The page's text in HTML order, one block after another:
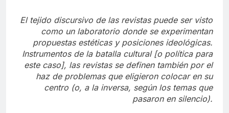
El tejido discursivo de las revistas puede ser visto
como un laboratorio donde se experimentan
propuestas estéticas y posiciones ideológicas.
Instrumentos de la batalla cultural [o política para
este caso], las revistas se definen también por el
haz de problemas que eligieron colocar en su
centro (o, a la inversa, según los temas que